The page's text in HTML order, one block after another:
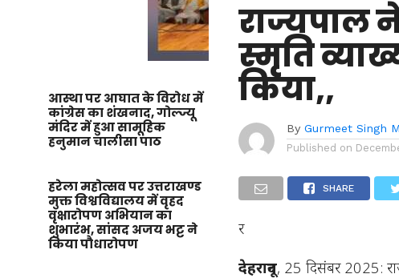
आस्था पर आघात के विरोध में
कांग्रेस का शंखनाद, गोल्ज्यू
मंदिर में हुआ सामूहिक
हनुमान चालीसा पाठ
हरेला महोत्सव पर उत्तराखण्ड
मुक्त विश्वविद्यालय में वृहद
वृक्षारोपण अभियान का
शुभारंभ, सांसद अजय भट्ट ने
किया पौधारोपण
स्मृति
किया,,
By Gurmeet Singh
Published on
SHARE
र
देहरादून, 25 दिसंबर 2025: